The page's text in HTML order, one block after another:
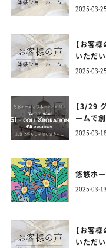
す！
2025-03-25
【お客
いただ
す！
2025-03-25
【3/29
ームで
2025-03-18
悠悠ホ
2025-03-13
【お客
いただ